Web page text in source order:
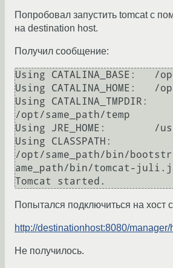
Попробовал запустить tomcat с
на destination host.
Получил сообщение:
Using CATALINA_BASE:   /
Using CATALINA_HOME:   /
Using CATALINA_TMPDIR:
/opt/same_path/temp
Using JRE_HOME:        /
Using CLASSPATH:
/opt/same_path/bin/
ame_path/bin/tomcat-
Попытался подключиться на хост
http://destinationhost:8080/manager/
Не получилось.